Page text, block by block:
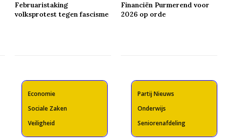
Februaristaking
volksprotest tegen fascisme
Financiën Purmerend voor
2026 op orde
Economie
Sociale Zaken
Veiligheid
Partij Nieuws
Onderwijs
Seniorenafdeling